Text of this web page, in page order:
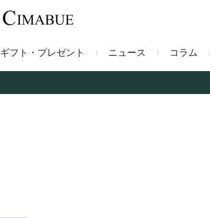
バックパック・リュック
二つ折り財布
ガルーシャ サベル
ギフト・プレゼント ニュース コラム